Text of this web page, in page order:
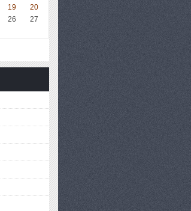
19
20
26
27